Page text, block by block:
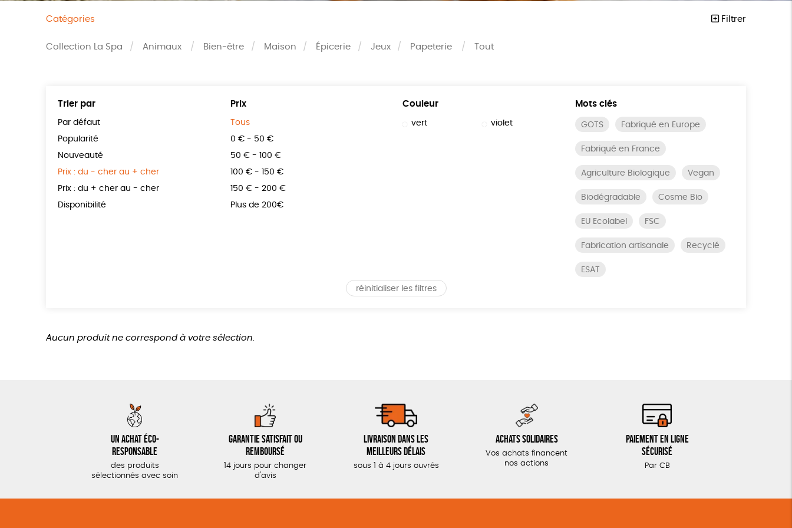
Catégories Filtrer
Collection La Spa Animaux Bien-être Maison Épicerie Jeux Papeterie Tout
Trier par
Par défaut
Popularité
Nouveauté
Prix : du - cher au + cher
Prix : du + cher au - cher
Disponibilité
Prix
Tous
0 € - 50 €
50 € - 100 €
100 € - 150 €
150 € - 200 €
Plus de 200€
Couleur
vert violet
Mots clés
GOTS Fabriqué en Europe
Fabriqué en France
Agriculture Biologique Vegan
Biodégradable Cosme Bio
EU Ecolabel FSC
Fabrication artisanale Recyclé
ESAT
réinitialiser les filtres
Aucun produit ne correspond à votre sélection.
Un achat éco-
responsable
des produits
sélectionnés avec soin
Garantie satisfait ou
remboursé
14 jours pour changer
d'avis
Livraison dans les
meilleurs délais
sous 1 à 4 jours ouvrés
Achats solidaires
Vos achats financent
nos actions
Paiement en ligne
sécurisé
Par CB